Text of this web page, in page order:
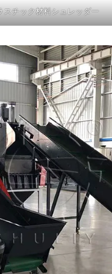
スチック材料シュレッダー